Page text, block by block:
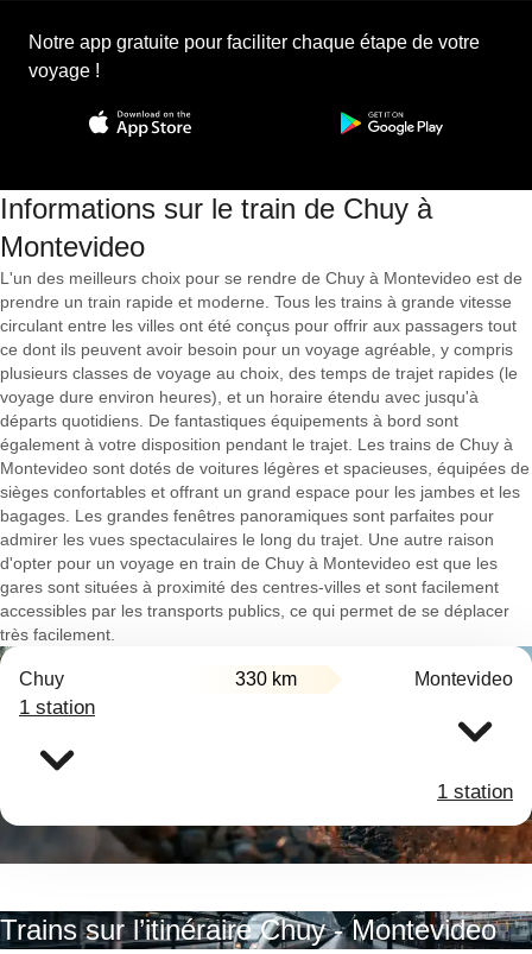
Notre app gratuite pour faciliter chaque étape de votre
voyage !
Informations sur le train de Chuy à
Montevideo
L'un des meilleurs choix pour se rendre de Chuy à Montevideo est de
prendre un train rapide et moderne. Tous les trains à grande vitesse
circulant entre les villes ont été conçus pour offrir aux passagers tout
ce dont ils peuvent avoir besoin pour un voyage agréable, y compris
plusieurs classes de voyage au choix, des temps de trajet rapides (le
voyage dure environ heures), et un horaire étendu avec jusqu'à
départs quotidiens. De fantastiques équipements à bord sont
également à votre disposition pendant le trajet. Les trains de Chuy à
Montevideo sont dotés de voitures légères et spacieuses, équipées de
sièges confortables et offrant un grand espace pour les jambes et les
bagages. Les grandes fenêtres panoramiques sont parfaites pour
admirer les vues spectaculaires le long du trajet. Une autre raison
d'opter pour un voyage en train de Chuy à Montevideo est que les
gares sont situées à proximité des centres-villes et sont facilement
accessibles par les transports publics, ce qui permet de se déplacer
très facilement.
Chuy 330 km Montevideo
1 station
1 station
Trains sur l’itinéraire Chuy - Montevideo